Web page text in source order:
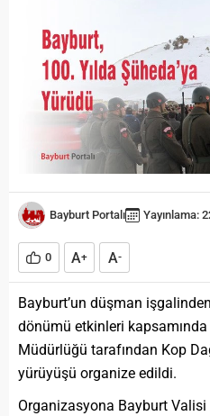
Bayburt Portalı Yayınlama:
0 A+ A-
Bayburt’un düşman
dönümü etkinleri
Müdürlüğü tarafından Kop
yürüyüşü organize edildi.
Organizasyona Bayburt